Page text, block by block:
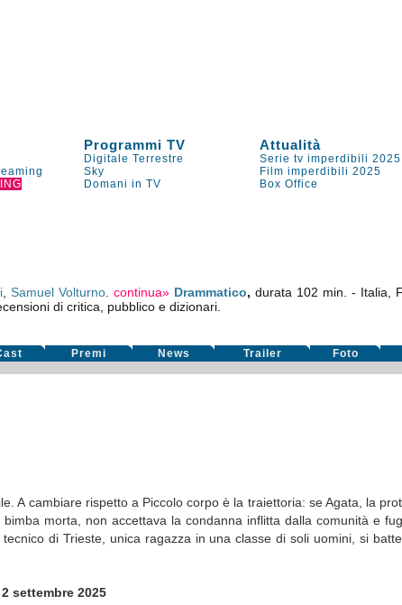
Programmi TV Attualità
Digitale Terrestre Serie tv imperdibili 2025
Sky Film imperdibili 2025
Domani in TV Box Office
,Samuel Volturno .continua» Drammatico,durata 102 min. - Italia,
di critica, pubblico e dizionari.
Premi News Trailer Foto
A cambiare rispetto a Piccolo corpo è la traiettoria: se Agata, la
morta, non accettava la condanna inflitta dalla comunità e
di Trieste, unica ragazza in una classe di soli uomini, si
settembre 2025